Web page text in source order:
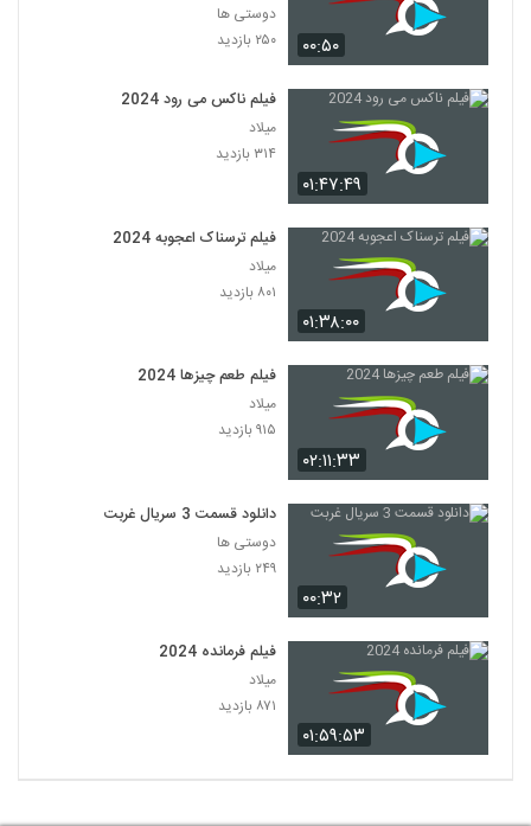
۰۰:۵۰
دوستی ها
۲۵۰ بازدید
۰۱:۴۷:۴۹
فیلم ناکس می رود 2024
میلاد
۳۱۴ بازدید
۰۱:۳۸:۰۰
فیلم ترسناک اعجوبه 2024
میلاد
۸۰۱ بازدید
۰۲:۱۱:۳۳
فیلم طعم چیزها 2024
میلاد
۹۱۵ بازدید
۰۰:۳۲
دانلود قسمت 3 سریال غربت
دوستی ها
۲۴۹ بازدید
۰۱:۵۹:۵۳
فیلم فرمانده 2024
میلاد
۸۷۱ بازدید